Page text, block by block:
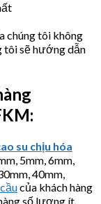
chúng tôi không
tôi sẽ hướng dẫn
:
su chịu hóa
5mm, 6mm,
40mm,
của khách hàng
số lượng ít.